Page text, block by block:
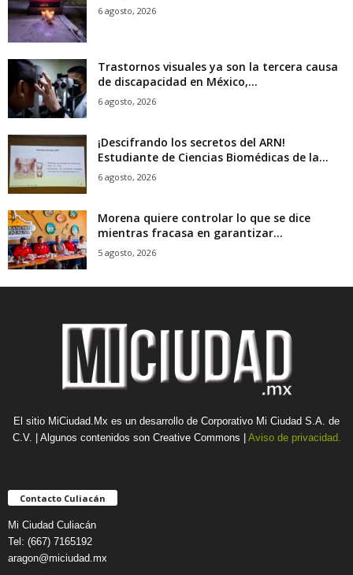
6 agosto, 2026
Trastornos visuales ya son la tercera causa
de discapacidad en México,...
6 agosto, 2026
¡Descifrando los secretos del ARN!
Estudiante de Ciencias Biomédicas de la...
6 agosto, 2026
Morena quiere controlar lo que se dice
mientras fracasa en garantizar...
5 agosto, 2026
El sitio MiCiudad.Mx es un desarrollo de Corporativo Mi Ciudad S.A. de
C.V. | Algunos contenidos son Creative Commons | Aviso de privacidad.
Contacto Culiacán
Mi Ciudad Culiacán
Tel: (667) 7165192
aragon@miciudad.mx